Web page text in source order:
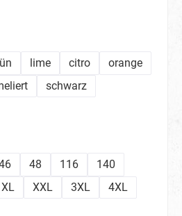
lime citro
orange
schwarz
48 116
140
XL XXL 3XL
4XL